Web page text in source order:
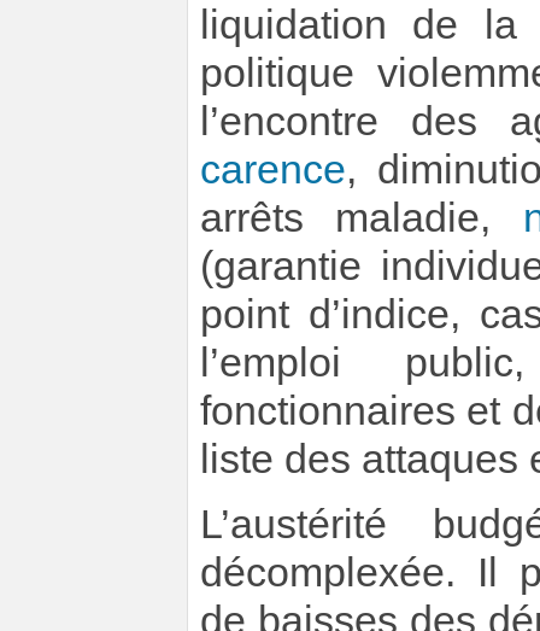
liquidation de la
politique
l’encontre des
carence,
arrêts maladie,
(garantie
point d’indice,
l’emploi
fonctionnaires et
liste des attaques
L’austérité
décomplexée. Il
de baisses des